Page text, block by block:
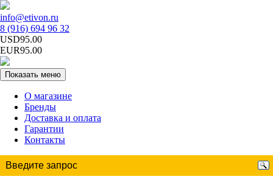
info@etivon.ru
8 (916) 694 96 32
USD95.00
EUR95.00
Показать меню
О магазине
Бренды
Доставка и оплата
Гарантии
Контакты